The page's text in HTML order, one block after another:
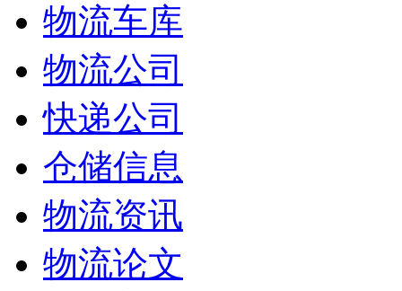
物流车库
物流公司
快递公司
仓储信息
物流资讯
物流论文